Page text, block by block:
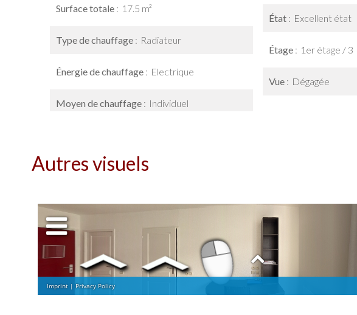
Surface totale 17.5 m²
Type de chauffage Radiateur
Énergie de chauffage Electrique
Moyen de chauffage Individuel
État Excellent état
Étage 1er étage / 3
Vue Dégagée
Autres visuels